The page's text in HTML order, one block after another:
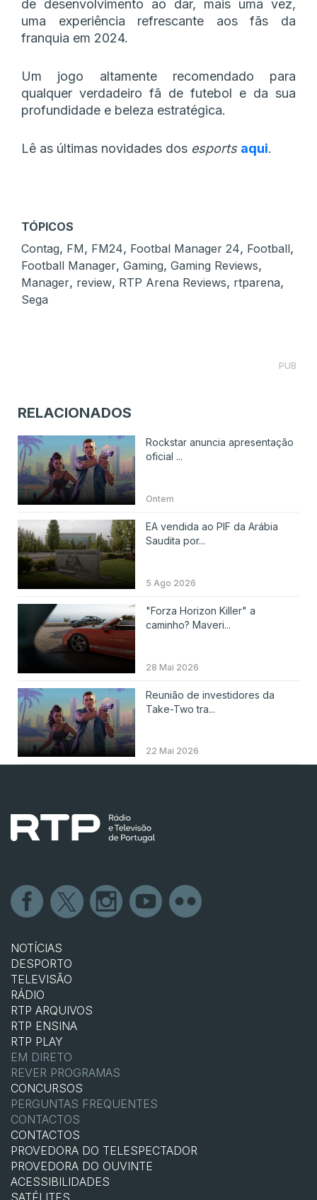
de desenvolvimento ao dar, mais uma vez,
uma experiência refrescante aos fãs da
franquia em 2024.
Um jogo altamente recomendado para
qualquer verdadeiro fã de futebol e da sua
profundidade e beleza estratégica.
Lê as últimas novidades dos esports aqui.
TÓPICOS
Contag, FM, FM24, Footbal Manager 24, Football,
Football Manager, Gaming, Gaming Reviews,
Manager, review, RTP Arena Reviews, rtparena,
Sega
PUB
RELACIONADOS
Rockstar anuncia apresentação
oficial ...
Ontem
EA vendida ao PIF da Arábia
Saudita por...
5 Ago 2026
"Forza Horizon Killer" a
caminho? Maveri...
28 Mai 2026
Reunião de investidores da
Take-Two tra...
22 Mai 2026
NOTÍCIAS
DESPORTO
TELEVISÃO
RÁDIO
RTP ARQUIVOS
RTP ENSINA
RTP PLAY
EM DIRETO
REVER PROGRAMAS
CONCURSOS
PERGUNTAS FREQUENTES
CONTACTOS
CONTACTOS
PROVEDORA DO TELESPECTADOR
PROVEDORA DO OUVINTE
ACESSIBILIDADES